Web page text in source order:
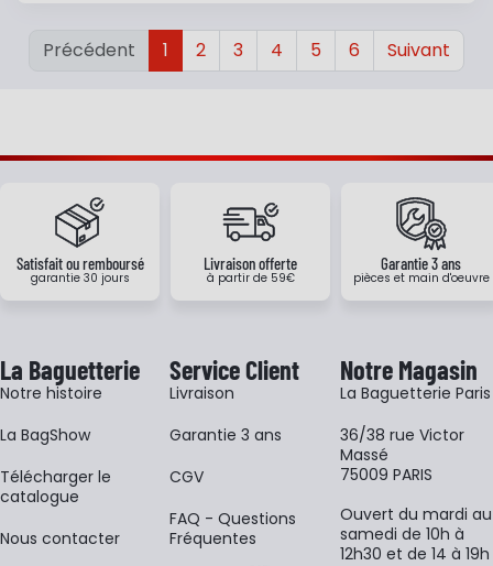
Précédent 1 2 3 4 5 6 Suivant
Satisfait ou remboursé
garantie 30 jours
Livraison offerte
à partir de 59€
Garantie 3 ans
pièces et main d'oeuvre
La Baguetterie
Notre histoire
La BagShow
​Télécharger le
catalogue
Nous contacter
Service Client
Livraison
Garantie 3 ans
CGV
FAQ - Questions
Fréquentes
Notre Magasin
La Baguetterie Paris
36/38 rue Victor
Massé
75009 PARIS
Ouvert du mardi au
samedi de 10h à
12h30 et de 14 à 19h